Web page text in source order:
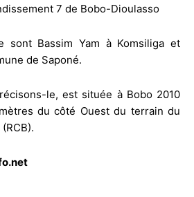
7 de Bobo-Dioulasso
sont Bassim Yam à Komsiliga et
de Saponé.
le, est située à Bobo 2010
du côté Ouest du terrain du